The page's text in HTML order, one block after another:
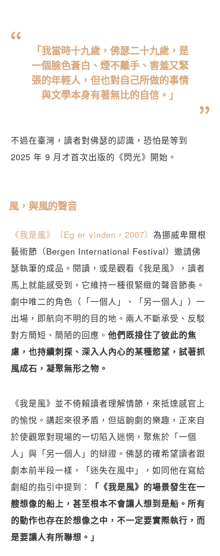
「我當時十九歲，佛瑟二十九歲，是
一個臉色蒼白、煙不離手、害羞又緊
張的年輕人，但也對自己所做的事情
與文學本身有著無比的自信。」
不過在臺灣，讀者對佛瑟的認識，恐怕是等到
2025 年 9 月才首次出版的《閃光》開始。
風，與風的聲音
《我是風》（Eg er vinden，2007）為挪威卑爾根
藝術節（Bergen International Festival）邀請佛
瑟執筆的成品。閱讀，或是觀看《我是風》，讀者
馬上就能感受到，它維持一種很緊緻的聲音節奏。
劇中唯二的角色（「一個人」、「另一個人」）一
出場，即航向不明的目的地。兩人不斷承受、反駁
對方簡短、簡陋的回應。他們既接住了彼此的焦
慮，也持續刺探、深入人內心的某種慾望，試著抓
風成石，凝聚無形之物。
《我是風》並不倚賴讀者理解情節，來抵達感官上
的愉悅。講起來很矛盾，但這齣劇的樂趣，正來自
於使觀眾對現場的一切陷入迷惘，聚焦於「一個
人」與「另一個人」的辯證。佛瑟的確希望讀者跟
劇本前半段一樣，「迷失在風中」，如同他在寫給
劇組的指引中提到：
「《我是風》的場景發生在一
艘想像的船上，甚至根本不會讓人想到是船。所有
的動作也存在於想像之中，不一定要實際執行，而
是要讓人有所聯想。」